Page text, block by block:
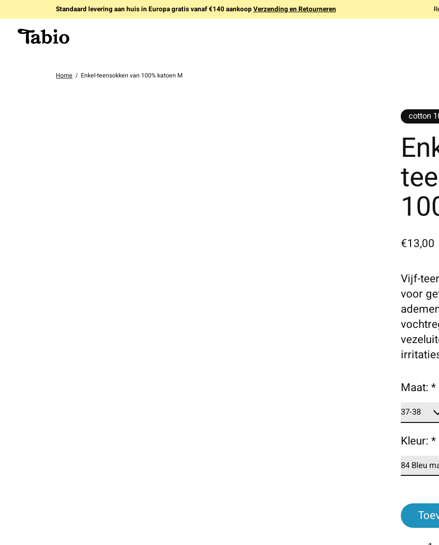
Standaard levering aan huis in Europa gratis vanaf €140 aankoopVerzending en Retourneren
Home / Enkel-teensokken van 100% katoen M
cotton
€13,00
Vijf-
voor
Maat:*
Kleur:*